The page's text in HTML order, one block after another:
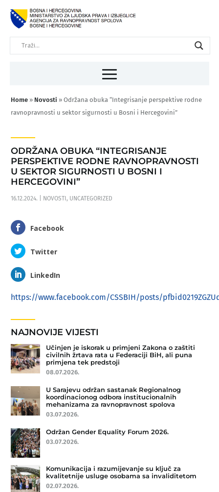
Home » Novosti »Održana obuka “Integrisanje perspektive rodne
ravnopravnosti u sektor sigurnosti u Bosni i Hercegovini”
ODRŽANA OBUKA “INTEGRISANJE
PERSPEKTIVE RODNE RAVNOPRAVNOSTI
U SEKTOR SIGURNOSTI U BOSNI I
HERCEGOVINI”
16.12.2024. NOVOSTI, UNCATEGORIZED
Facebook
Twitter
LinkedIn
https://www.facebook.com/CSSBIH/posts/
NAJNOVIJE VIJESTI
Učinjen je iskorak u primjeni Zakona o zaštiti
civilnih žrtava rata u Federaciji BiH, ali puna
primjena tek predstoji
08.07.2026.
U Sarajevu održan sastanak Regionalnog
koordinacionog odbora institucionalnih
mehanizama za ravnopravnost spolova
03.07.2026.
Održan Gender Equality Forum 2026.
03.07.2026.
Komunikacija i razumijevanje su ključ za
kvalitetnije usluge osobama sa invaliditetom
02.07.2026.